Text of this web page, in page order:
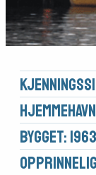
Bygget: 1963